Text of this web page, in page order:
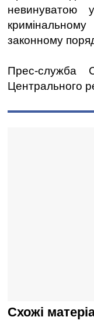
невинуватою
законному
Прес-служба
Центрального
Схожі